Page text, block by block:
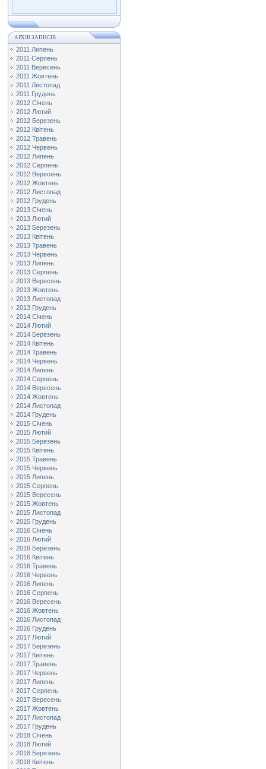
АРХІВ ЗАПИСІВ
2011 Липень
2011 Серпень
2011 Вересень
2011 Жовтень
2011 Листопад
2011 Грудень
2012 Січень
2012 Лютий
2012 Березень
2012 Квітень
2012 Травень
2012 Червень
2012 Липень
2012 Серпень
2012 Вересень
2012 Жовтень
2012 Листопад
2012 Грудень
2013 Січень
2013 Лютий
2013 Березень
2013 Квітень
2013 Травень
2013 Червень
2013 Липень
2013 Серпень
2013 Вересень
2013 Жовтень
2013 Листопад
2013 Грудень
2014 Січень
2014 Лютий
2014 Березень
2014 Квітень
2014 Травень
2014 Червень
2014 Липень
2014 Серпень
2014 Вересень
2014 Жовтень
2014 Листопад
2014 Грудень
2015 Січень
2015 Лютий
2015 Березень
2015 Квітень
2015 Травень
2015 Червень
2015 Липень
2015 Серпень
2015 Вересень
2015 Жовтень
2015 Листопад
2015 Грудень
2016 Січень
2016 Лютий
2016 Березень
2016 Квітень
2016 Травень
2016 Червень
2016 Липень
2016 Серпень
2016 Вересень
2016 Жовтень
2016 Листопад
2016 Грудень
2017 Лютий
2017 Березень
2017 Квітень
2017 Травень
2017 Червень
2017 Липень
2017 Серпень
2017 Вересень
2017 Жовтень
2017 Листопад
2017 Грудень
2018 Січень
2018 Лютий
2018 Березень
2018 Квітень